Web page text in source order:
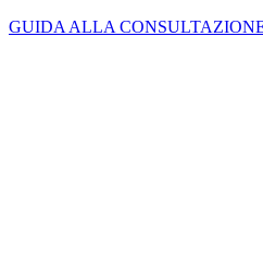
GUIDA ALLA